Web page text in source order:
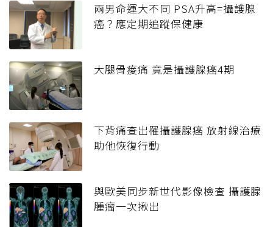
兩男命運大不同 PSA升高=攝護腺
癌？應定期追蹤保健康
大腿骨痠痛 竟是攝護腺癌4期
下背痛查出罹攝護腺癌 放射線治療
助他恢復行動
與歐美同步新世代影像檢查 攝護腺
腫瘤一次揪出